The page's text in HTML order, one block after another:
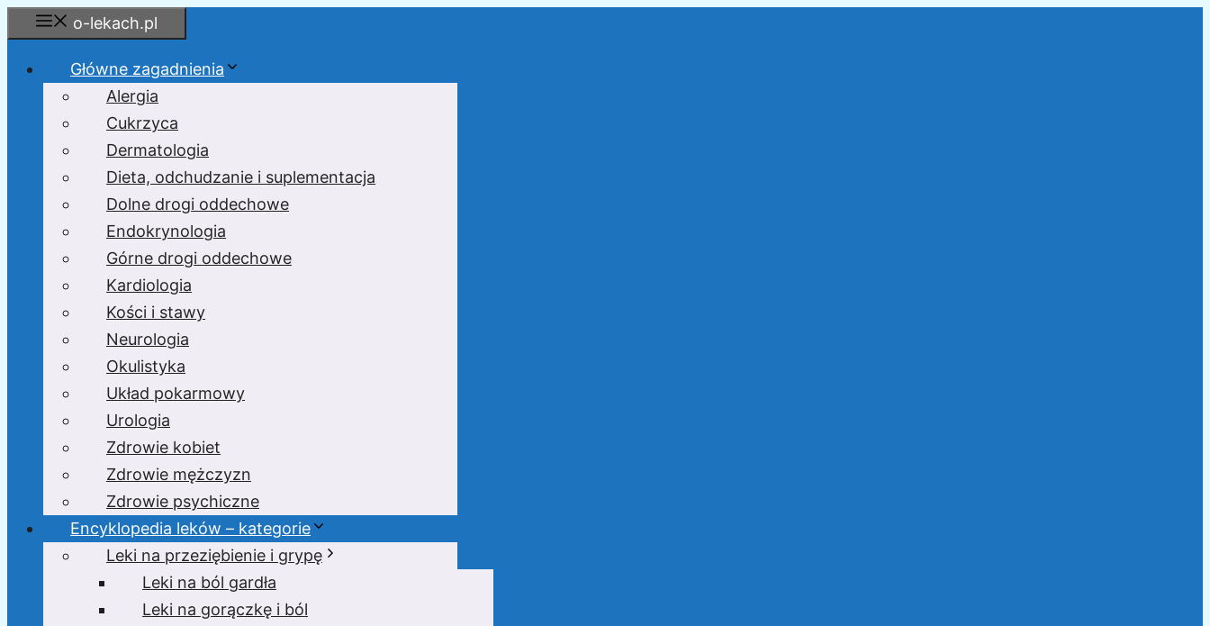
Przejdź
do
o-lekach.pl
Główne zagadnienia
Alergia
Cukrzyca
Dermatologia
Dieta, odchudzanie i suplementacja
Dolne drogi oddechowe
Endokrynologia
Górne drogi oddechowe
Kardiologia
Kości i stawy
Neurologia
Okulistyka
Układ pokarmowy
Urologia
Zdrowie kobiet
Zdrowie mężczyzn
Zdrowie psychiczne
Encyklopedia leków – kategorie
Leki na przeziębienie i grypę
Leki na ból gardła
Leki na gorączkę i ból